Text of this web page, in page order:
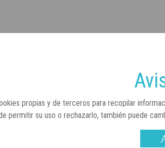
propias y de terceros para recopilar
permitir su uso o rechazarlo, también puede